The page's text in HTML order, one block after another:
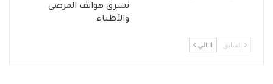
تسرق هواتف المرضى
والأطباء
السابق التالي